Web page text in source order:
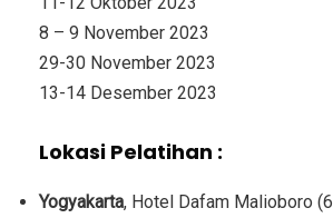
8 – 9 November 2023
29-30 November 2023
13-14 Desember 2023
Lokasi Pelatihan :
Yogyakarta, Hotel Dafam Malioboro